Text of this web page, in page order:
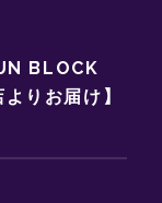
BLOCK
りお届け】